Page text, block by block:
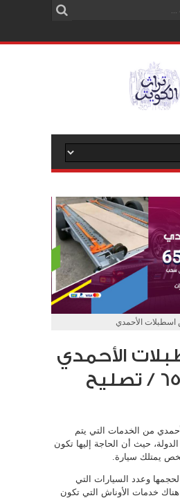
الأحمدي
الأحمدي
/ 65557275 / تصليح
من الخدمات التي يتم
حيث أن الحاجة إليها تكون
يمتلك سيارة.
وعدد السيارات التي
هناك خدمات الأوناش التي تكون